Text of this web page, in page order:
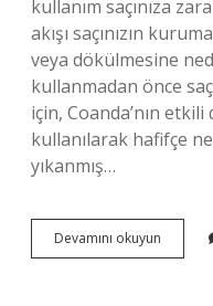
kullanım saçınıza
akışı saçınızın
veya dökülmesine
kullanmadan önce
için, Coanda’nın
kullanılarak hafifçe
yıkanmış…
Devamını okuyun